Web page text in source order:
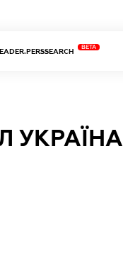
BETA
УКРАЇНА